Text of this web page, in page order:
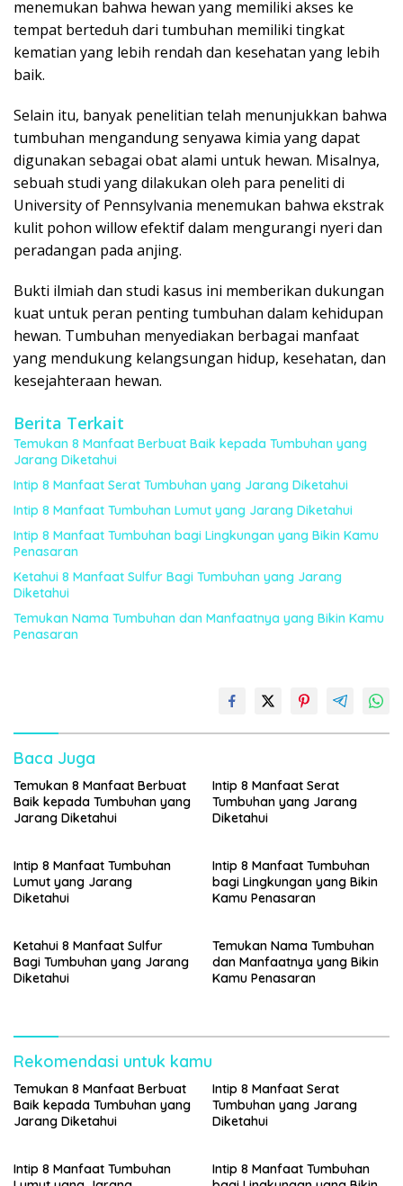
menemukan bahwa hewan yang memiliki akses ke
tempat berteduh dari tumbuhan memiliki tingkat
kematian yang lebih rendah dan kesehatan yang lebih
baik.
Selain itu, banyak penelitian telah menunjukkan bahwa
tumbuhan mengandung senyawa kimia yang dapat
digunakan sebagai obat alami untuk hewan. Misalnya,
sebuah studi yang dilakukan oleh para peneliti di
University of Pennsylvania menemukan bahwa ekstrak
kulit pohon willow efektif dalam mengurangi nyeri dan
peradangan pada anjing.
Bukti ilmiah dan studi kasus ini memberikan dukungan
kuat untuk peran penting tumbuhan dalam kehidupan
hewan. Tumbuhan menyediakan berbagai manfaat
yang mendukung kelangsungan hidup, kesehatan, dan
kesejahteraan hewan.
Berita Terkait
Temukan 8 Manfaat Berbuat Baik kepada Tumbuhan yang
Jarang Diketahui
Intip 8 Manfaat Serat Tumbuhan yang Jarang Diketahui
Intip 8 Manfaat Tumbuhan Lumut yang Jarang Diketahui
Intip 8 Manfaat Tumbuhan bagi Lingkungan yang Bikin Kamu
Penasaran
Ketahui 8 Manfaat Sulfur Bagi Tumbuhan yang Jarang
Diketahui
Temukan Nama Tumbuhan dan Manfaatnya yang Bikin Kamu
Penasaran
Baca Juga
Temukan 8 Manfaat Berbuat
Baik kepada Tumbuhan yang
Jarang Diketahui
Intip 8 Manfaat Serat
Tumbuhan yang Jarang
Diketahui
Intip 8 Manfaat Tumbuhan
Lumut yang Jarang
Diketahui
Intip 8 Manfaat Tumbuhan
bagi Lingkungan yang Bikin
Kamu Penasaran
Ketahui 8 Manfaat Sulfur
Bagi Tumbuhan yang Jarang
Diketahui
Temukan Nama Tumbuhan
dan Manfaatnya yang Bikin
Kamu Penasaran
Rekomendasi untuk kamu
Temukan 8 Manfaat Berbuat
Baik kepada Tumbuhan yang
Jarang Diketahui
Intip 8 Manfaat Serat
Tumbuhan yang Jarang
Diketahui
Intip 8 Manfaat Tumbuhan
Intip 8 Manfaat Tumbuhan